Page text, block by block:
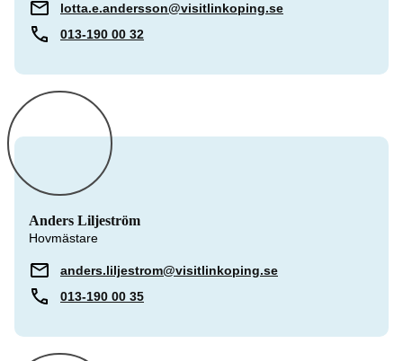
lotta.e.andersson@visitlinkoping.se
013-190 00 32
Anders Liljeström
Hovmästare
anders.liljestrom@visitlinkoping.se
013-190 00 35